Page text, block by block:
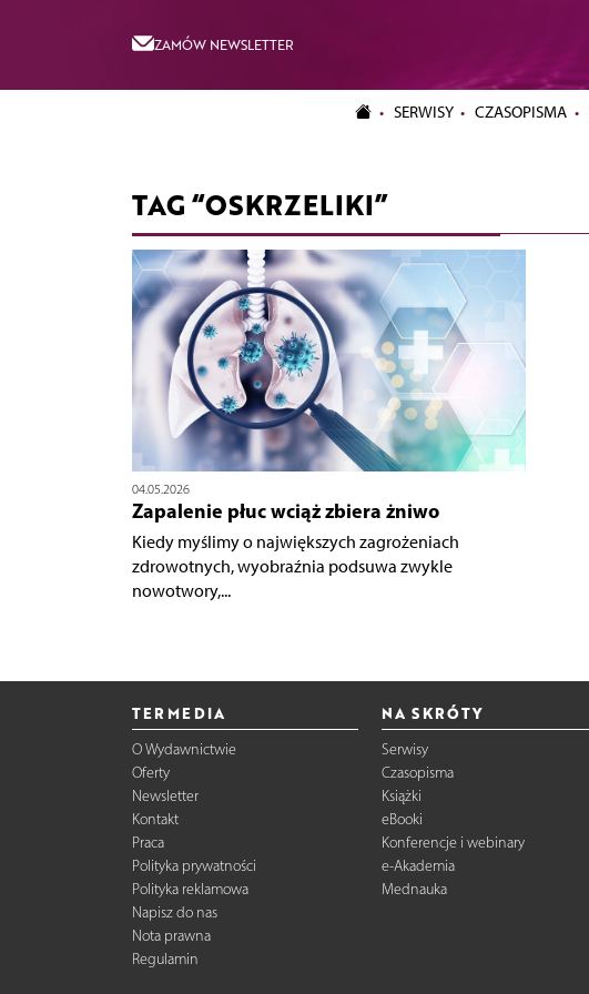
ZAMÓW NEWSLETTER
SERWISY CZASOPISMA
TAG “OSKRZELIKI”
04.05.2026
Zapalenie płuc wciąż zbiera żniwo
Kiedy myślimy o największych zagrożeniach
zdrowotnych, wyobraźnia podsuwa zwykle
nowotwory,...
TERMEDIA
O Wydawnictwie
Oferty
Newsletter
Kontakt
Praca
Polityka prywatności
Polityka reklamowa
Napisz do nas
Nota prawna
Regulamin
NA SKRÓTY
Serwisy
Czasopisma
Książki
eBooki
Konferencje i webinary
e-Akademia
Mednauka